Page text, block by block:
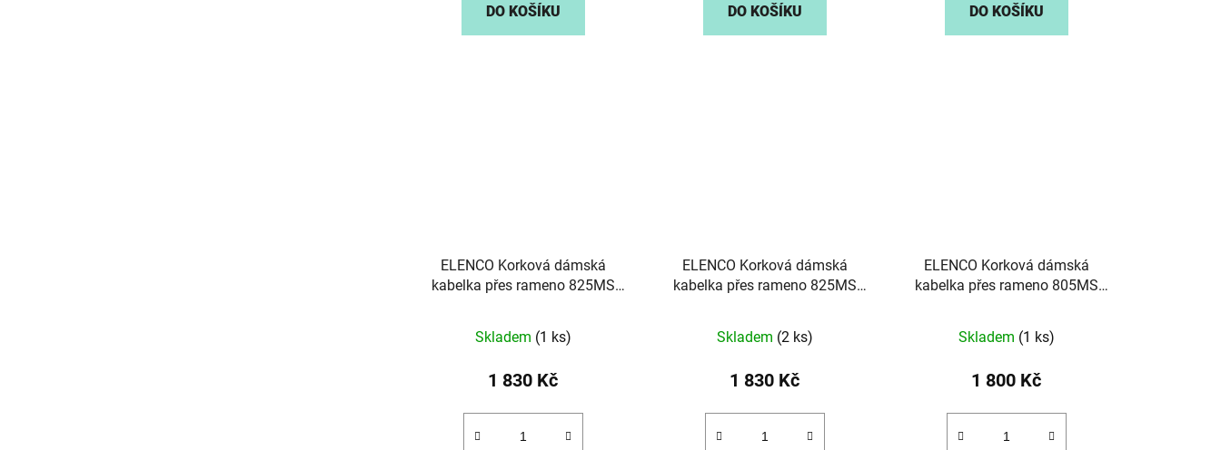
DO KOŠÍKU DO KOŠÍKU DO KOŠÍKU
ELENCO Korková dámská
kabelka přes rameno 825MS
Skladem (1 ks)
1 830 Kč
ELENCO Korková dámská
kabelka přes rameno 825MS
Skladem (2 ks)
1 830 Kč
ELENCO Korková dámská
kabelka přes rameno 805MS
Skladem (1 ks)
1 800 Kč